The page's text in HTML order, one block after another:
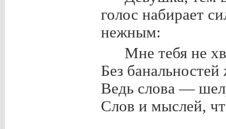
голос набирает
нежным:
Мне тебя не
Без
Ведь слова —
Слов и мыслей,